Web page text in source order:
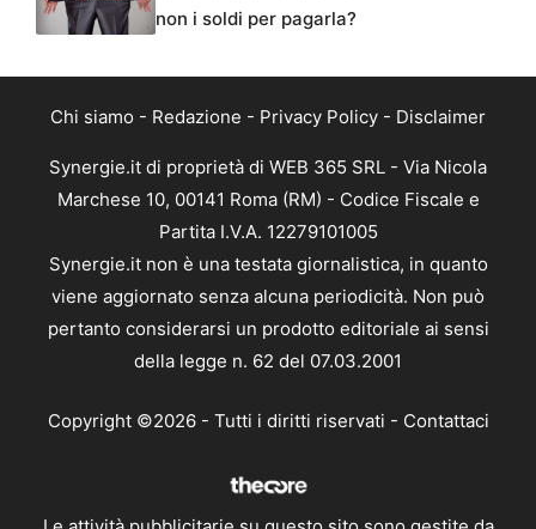
non i soldi per pagarla?
Chi siamo - Redazione - Privacy Policy - Disclaimer
Synergie.it di proprietà di WEB 365 SRL - Via Nicola
Marchese 10, 00141 Roma (RM) - Codice Fiscale e
Partita I.V.A. 12279101005
Synergie.it non è una testata giornalistica, in quanto
viene aggiornato senza alcuna periodicità. Non può
pertanto considerarsi un prodotto editoriale ai sensi
della legge n. 62 del 07.03.2001
Copyright ©2026 - Tutti i diritti riservati - Contattaci